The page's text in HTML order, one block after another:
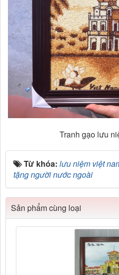
Tranh gạo lưu
Từ khóa: lưu niệm việt
tặng người nước ngoài
Sản phẩm cùng loại